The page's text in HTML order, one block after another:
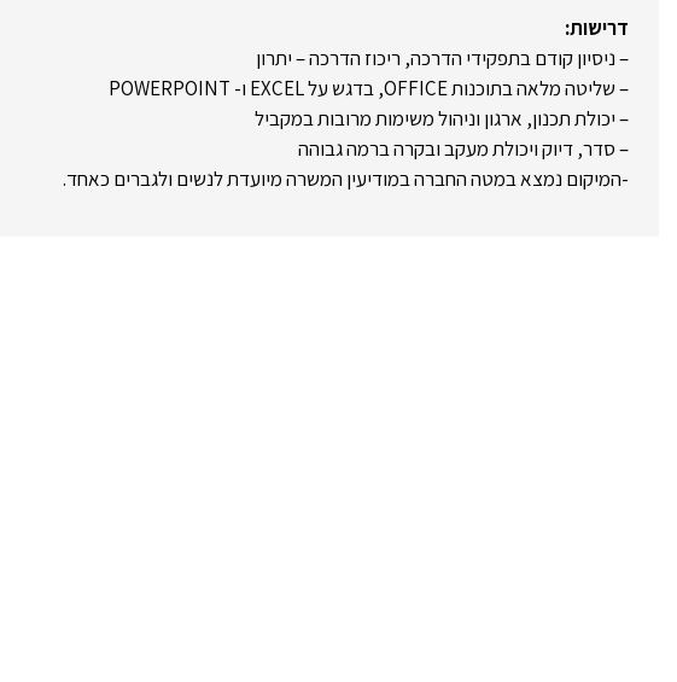
דרישות:
– ניסיון קודם בתפקידי הדרכה, ריכוז הדרכה – יתרון
– שליטה מלאה בתוכנות OFFICE, בדגש על EXCEL ו- POWERPOINT
– יכולת תכנון, ארגון וניהול משימות מרובות במקביל
– סדר, דיוק ויכולת מעקב ובקרה ברמה גבוהה
-המיקום נמצא במטה החברה במודיעין המשרה מיועדת לנשים ולגברים כאחד.